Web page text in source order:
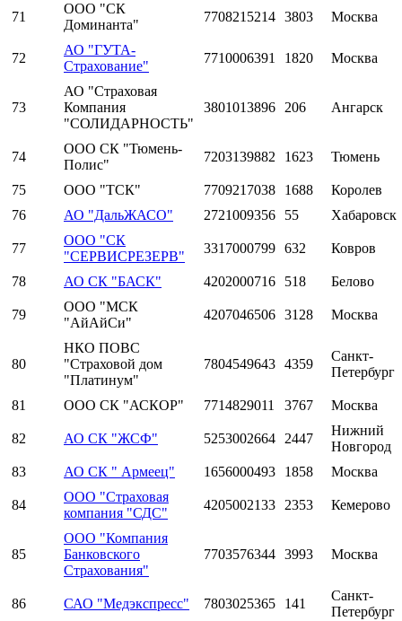
71
ООО "СК
Доминанта"
7708215214 3803 Москва
72
АО "ГУТА-
Страхование"
7710006391 1820 Москва
73
АО "Страховая
Компания
"СОЛИДАРНОСТЬ"
3801013896 206 Ангарск
74
ООО СК "Тюмень-
Полис"
7203139882 1623 Тюмень
75 ООО "ТСК" 7709217038 1688
Королев
76
АО "ДальЖАСО" 2721009356 55 Хабаровск
77
ООО "СК
"СЕРВИСРЕЗЕРВ"
3317000799 632 Ковров
78 АО СК "БАСК" 4202000716 518 Белово
79
ООО "МСК
"АйАйСи"
4207046506 3128 Москва
80
НКО ПОВС
"Страховой дом
"Платинум"
7804549643 4359
Санкт-
Петербург
81 ООО СК "АСКОР" 7714829011 3767 Москва
82 АО СК "ЖСФ" 5253002664 2447
Нижний
Новгород
83
АО СК " Армеец" 1656000493 1858 Москва
84
ООО "Страховая
компания "СДС"
4205002133 2353 Кемерово
85
ООО "Компания
Банковского
Страхования"
7703576344 3993 Москва
86 САО "Медэкспресс" 7803025365 141
Санкт-
Петербург